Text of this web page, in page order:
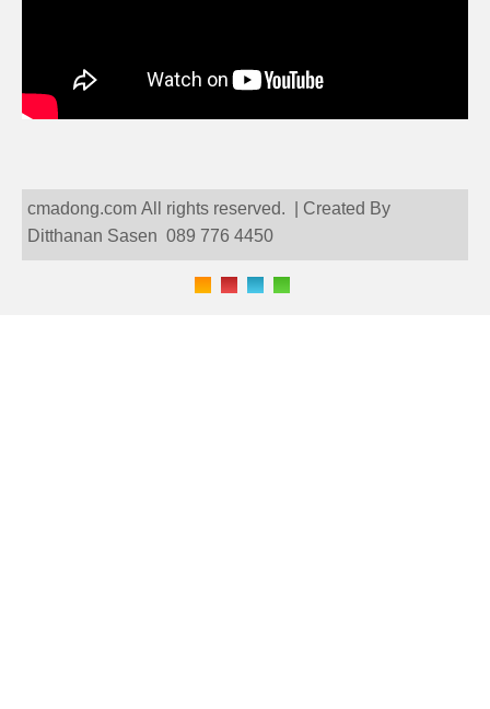
cmadong.com All rights reserved. | Created By
Ditthanan Sasen 089 776 4450